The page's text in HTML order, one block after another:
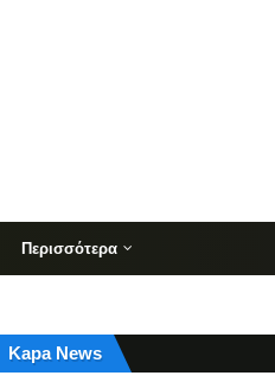
Περισσότερα
Kapa News